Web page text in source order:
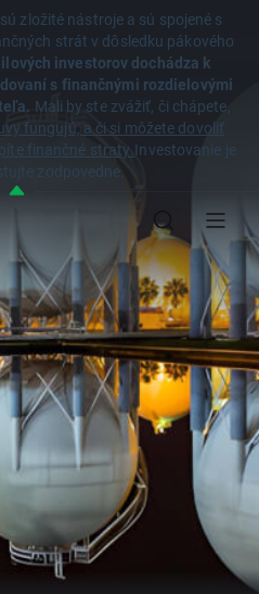
zložité nástroje a sú spojené s
strát v dôsledku pákového
investorov dochádza k
s finančnými rozdielovými
Mali by ste zvážiť, či chápete,
fungujú, a či si môžete dovoliť
finančné straty.Investovanie je
zodpovedne.